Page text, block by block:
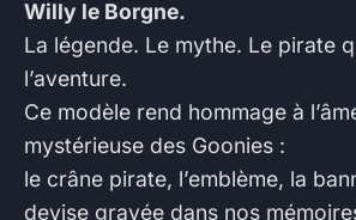
Willy le Borgne.
La légende. Le mythe. Le pirate
l’aventure.
Ce modèle rend hommage à
mystérieuse des Goonies :
le crâne pirate, l’emblème, la
devise gravée dans nos